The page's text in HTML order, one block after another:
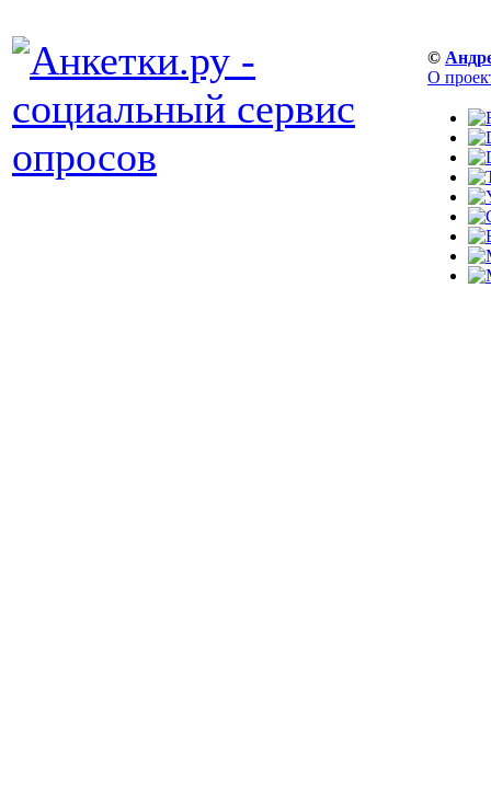
©
О